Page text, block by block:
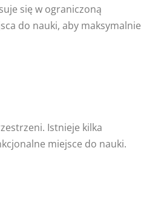
się w ograniczoną
do nauki, aby maksymalnie
Istnieje kilka
miejsce do nauki.